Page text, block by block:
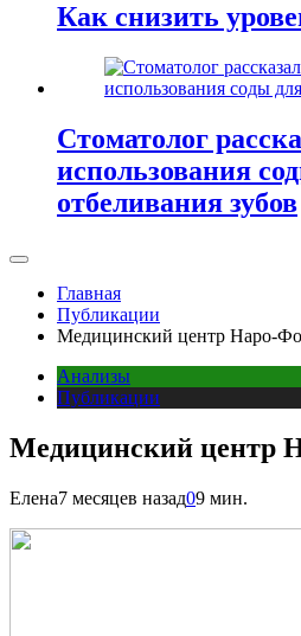
Как снизить
Стоматолог
использования
отбеливания зубов
Главная
Публикации
Медицинский центр Наро-
Анализы
Публикации
Медицинский центр
Елена7 месяцев назад09 мин.